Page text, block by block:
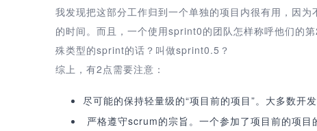
我发现把这部分工作归到一个单独的项目内很有用，因
的时间。而且，一个使用sprint0的团队怎样称呼他们的
殊类型的sprint的话？叫做sprint0.5？
综上，有2点需要注意：
尽可能的保持轻量级的“项目前的项目”。大多数开
严格遵守scrum的宗旨。一个参加了项目前的项